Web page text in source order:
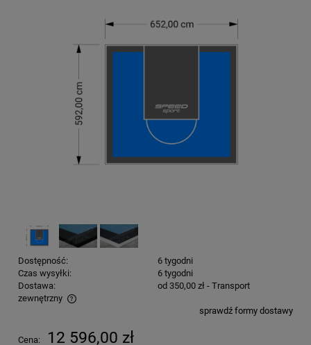
Dostępność:
6 tygodni
Czas wysyłki:
6 tygodni
Dostawa:
od 350,00 zł - Transport
zewnętrzny
Cena nie zawiera ewentualnych kosztów płatnościsprawdź formy dostawy
Cena: 12 596,00 zł